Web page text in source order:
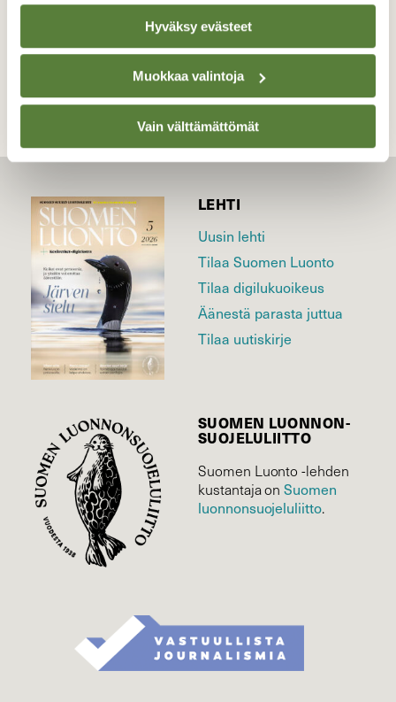
Hyväksy evästeet
Muokkaa valintoja
Vain välttämättömät
TAKAISIN LISTAAN
LEHTI
Uusin lehti
Tilaa Suomen Luonto
Tilaa digilukuoikeus
Äänestä parasta juttua
Tilaa uutiskirje
SUOMEN LUONNON­
SUOJELU­LIITTO
Suomen Luonto -lehden
kustantaja onSuomen
luonnonsuojelu­liitto.